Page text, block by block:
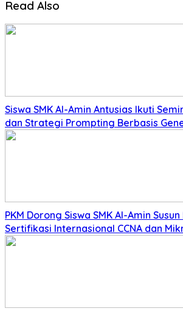
Read Also
Siswa SMK Al-Amin Antusias Ikuti
dan Strategi Prompting Berbasis
PKM Dorong Siswa SMK Al-Amin
Sertifikasi Internasional CCNA dan